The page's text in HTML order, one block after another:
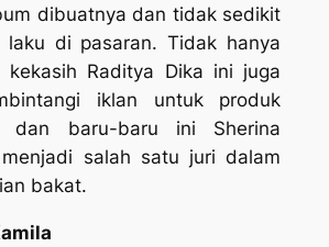
dibuatnya dan tidak sedikit
laku di pasaran. Tidak hanya
Raditya Dika ini juga
iklan untuk produk
dan baru-baru ini Sherina
salah satu juri dalam
bakat.